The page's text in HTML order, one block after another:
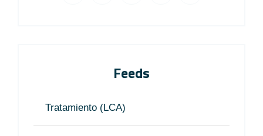
Feeds
Tratamiento (LCA)